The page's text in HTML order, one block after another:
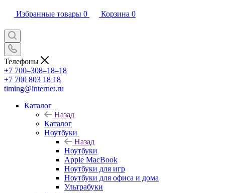
Избранные товары 0 Корзина 0
Телефоны
+7 700‒308‒18‒18
+7 700 803 18 18
timing@internet.ru
Каталог
Назад
Каталог
Ноутбуки
Назад
Ноутбуки
Apple MacBook
Ноутбуки для игр
Ноутбуки для офиса и дома
Ультрабуки